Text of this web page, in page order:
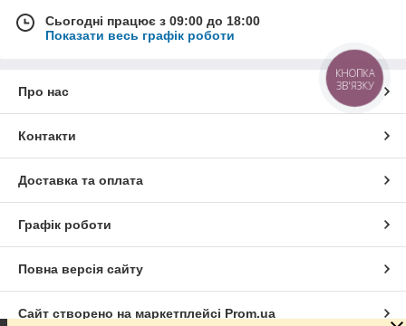
Сьогодні працює з 09:00 до 18:00
Показати весь графік роботи
Про нас
Контакти
Доставка та оплата
Графік роботи
Повна версія сайту
Сайт створено на маркетплейсі Prom.ua
КНОПКА
ЗВ'ЯЗКУ